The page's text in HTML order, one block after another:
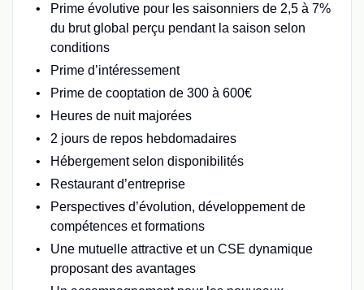
Prime évolutive pour les saisonniers de 2,5 à 7%
du brut global perçu pendant la saison selon
conditions
Prime d’intéressement
Prime de cooptation de 300 à 600€
Heures de nuit majorées
2 jours de repos hebdomadaires
Hébergement selon disponibilités
Restaurant d’entreprise
Perspectives d’évolution, développement de
compétences et formations
Une mutuelle attractive et un CSE dynamique
proposant des avantages